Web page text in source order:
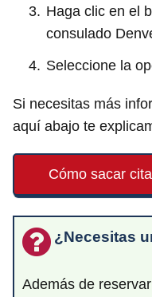
Haga clic en el
consulado
Seleccione la
Si necesitas más
aquí abajo te
Cómo sacar
¿Necesitas
Además de